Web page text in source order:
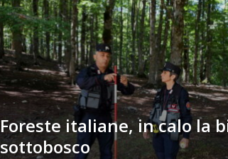
Foreste italiane, in calo la
sottobosco